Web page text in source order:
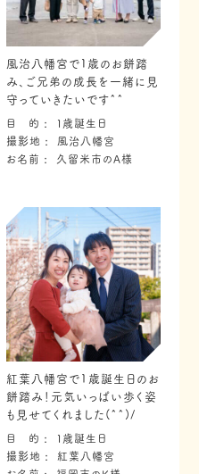
風治八幡宮で１歳のお餅踏
み、ご兄弟の成長を一緒に見
守っていきたいです^^
目 的
１歳誕生日
撮影地
風治八幡宮
お名前
久留米市のA様
紅葉八幡宮で1歳誕生日のお
餅踏み！元気いっぱい歩く姿
も見せてくれました(^^)/
目 的
１歳誕生日
撮影地
紅葉八幡宮